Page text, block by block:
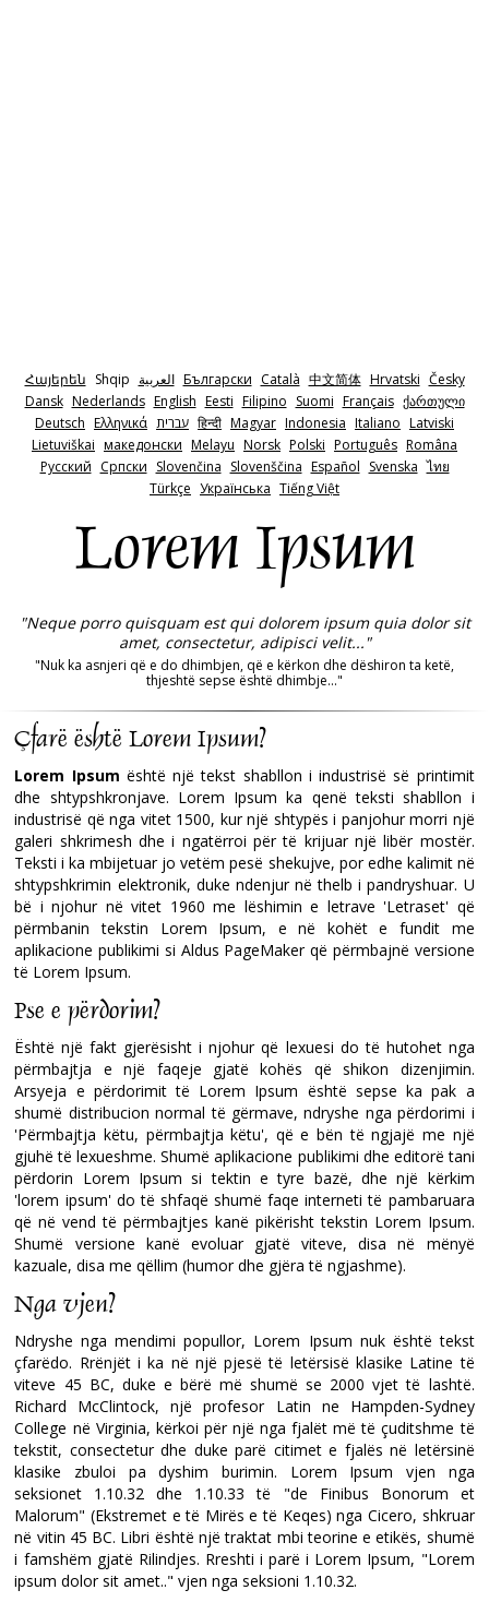
Հայերեն Shqip ‫العربية Български Català 中文简体 Hrvatski Česky
Dansk Nederlands English Eesti Filipino Suomi Français ქართული
Deutsch Ελληνικά ‫עברית हिन्दी Magyar Indonesia Italiano Latviski
Lietuviškai македонски Melayu Norsk Polski Português Româna
Pyccкий Српски Slovenčina Slovenščina Español Svenska ไทย
Türkçe Українська Tiếng Việt
Lorem Ipsum
"Neque porro quisquam est qui dolorem ipsum quia dolor sit
amet, consectetur, adipisci velit..."
"Nuk ka asnjeri që e do dhimbjen, që e kërkon dhe dëshiron ta ketë,
thjeshtë sepse është dhimbje..."
Çfarë është Lorem Ipsum?
Lorem Ipsum është një tekst shabllon i industrisë së printimit
dhe shtypshkronjave. Lorem Ipsum ka qenë teksti shabllon i
industrisë që nga vitet 1500, kur një shtypës i panjohur morri një
galeri shkrimesh dhe i ngatërroi për të krijuar një libër mostër.
Teksti i ka mbijetuar jo vetëm pesë shekujve, por edhe kalimit në
shtypshkrimin elektronik, duke ndenjur në thelb i pandryshuar. U
bë i njohur në vitet 1960 me lëshimin e letrave 'Letraset' që
përmbanin tekstin Lorem Ipsum, e në kohët e fundit me
aplikacione publikimi si Aldus PageMaker që përmbajnë versione
të Lorem Ipsum.
Pse e përdorim?
Është një fakt gjerësisht i njohur që lexuesi do të hutohet nga
përmbajtja e një faqeje gjatë kohës që shikon dizenjimin.
Arsyeja e përdorimit të Lorem Ipsum është sepse ka pak a
shumë distribucion normal të gërmave, ndryshe nga përdorimi i
'Përmbajtja këtu, përmbajtja këtu', që e bën të ngjajë me një
gjuhë të lexueshme. Shumë aplikacione publikimi dhe editorë tani
përdorin Lorem Ipsum si tektin e tyre bazë, dhe një kërkim
'lorem ipsum' do të shfaqë shumë faqe interneti të pambaruara
që në vend të përmbajtjes kanë pikërisht tekstin Lorem Ipsum.
Shumë versione kanë evoluar gjatë viteve, disa në mënyë
kazuale, disa me qëllim (humor dhe gjëra të ngjashme).
Nga vjen?
Ndryshe nga mendimi popullor, Lorem Ipsum nuk është tekst
çfarëdo. Rrënjët i ka në një pjesë të letërsisë klasike Latine të
viteve 45 BC, duke e bërë më shumë se 2000 vjet të lashtë.
Richard McClintock, një profesor Latin ne Hampden-Sydney
College në Virginia, kërkoi për një nga fjalët më të çuditshme të
tekstit, consectetur dhe duke parë citimet e fjalës në letërsinë
klasike zbuloi pa dyshim burimin. Lorem Ipsum vjen nga
seksionet 1.10.32 dhe 1.10.33 të "de Finibus Bonorum et
Malorum" (Ekstremet e të Mirës e të Keqes) nga Cicero, shkruar
në vitin 45 BC. Libri është një traktat mbi teorine e etikës, shumë
i famshëm gjatë Rilindjes. Rreshti i parë i Lorem Ipsum, "Lorem
ipsum dolor sit amet.." vjen nga seksioni 1.10.32.